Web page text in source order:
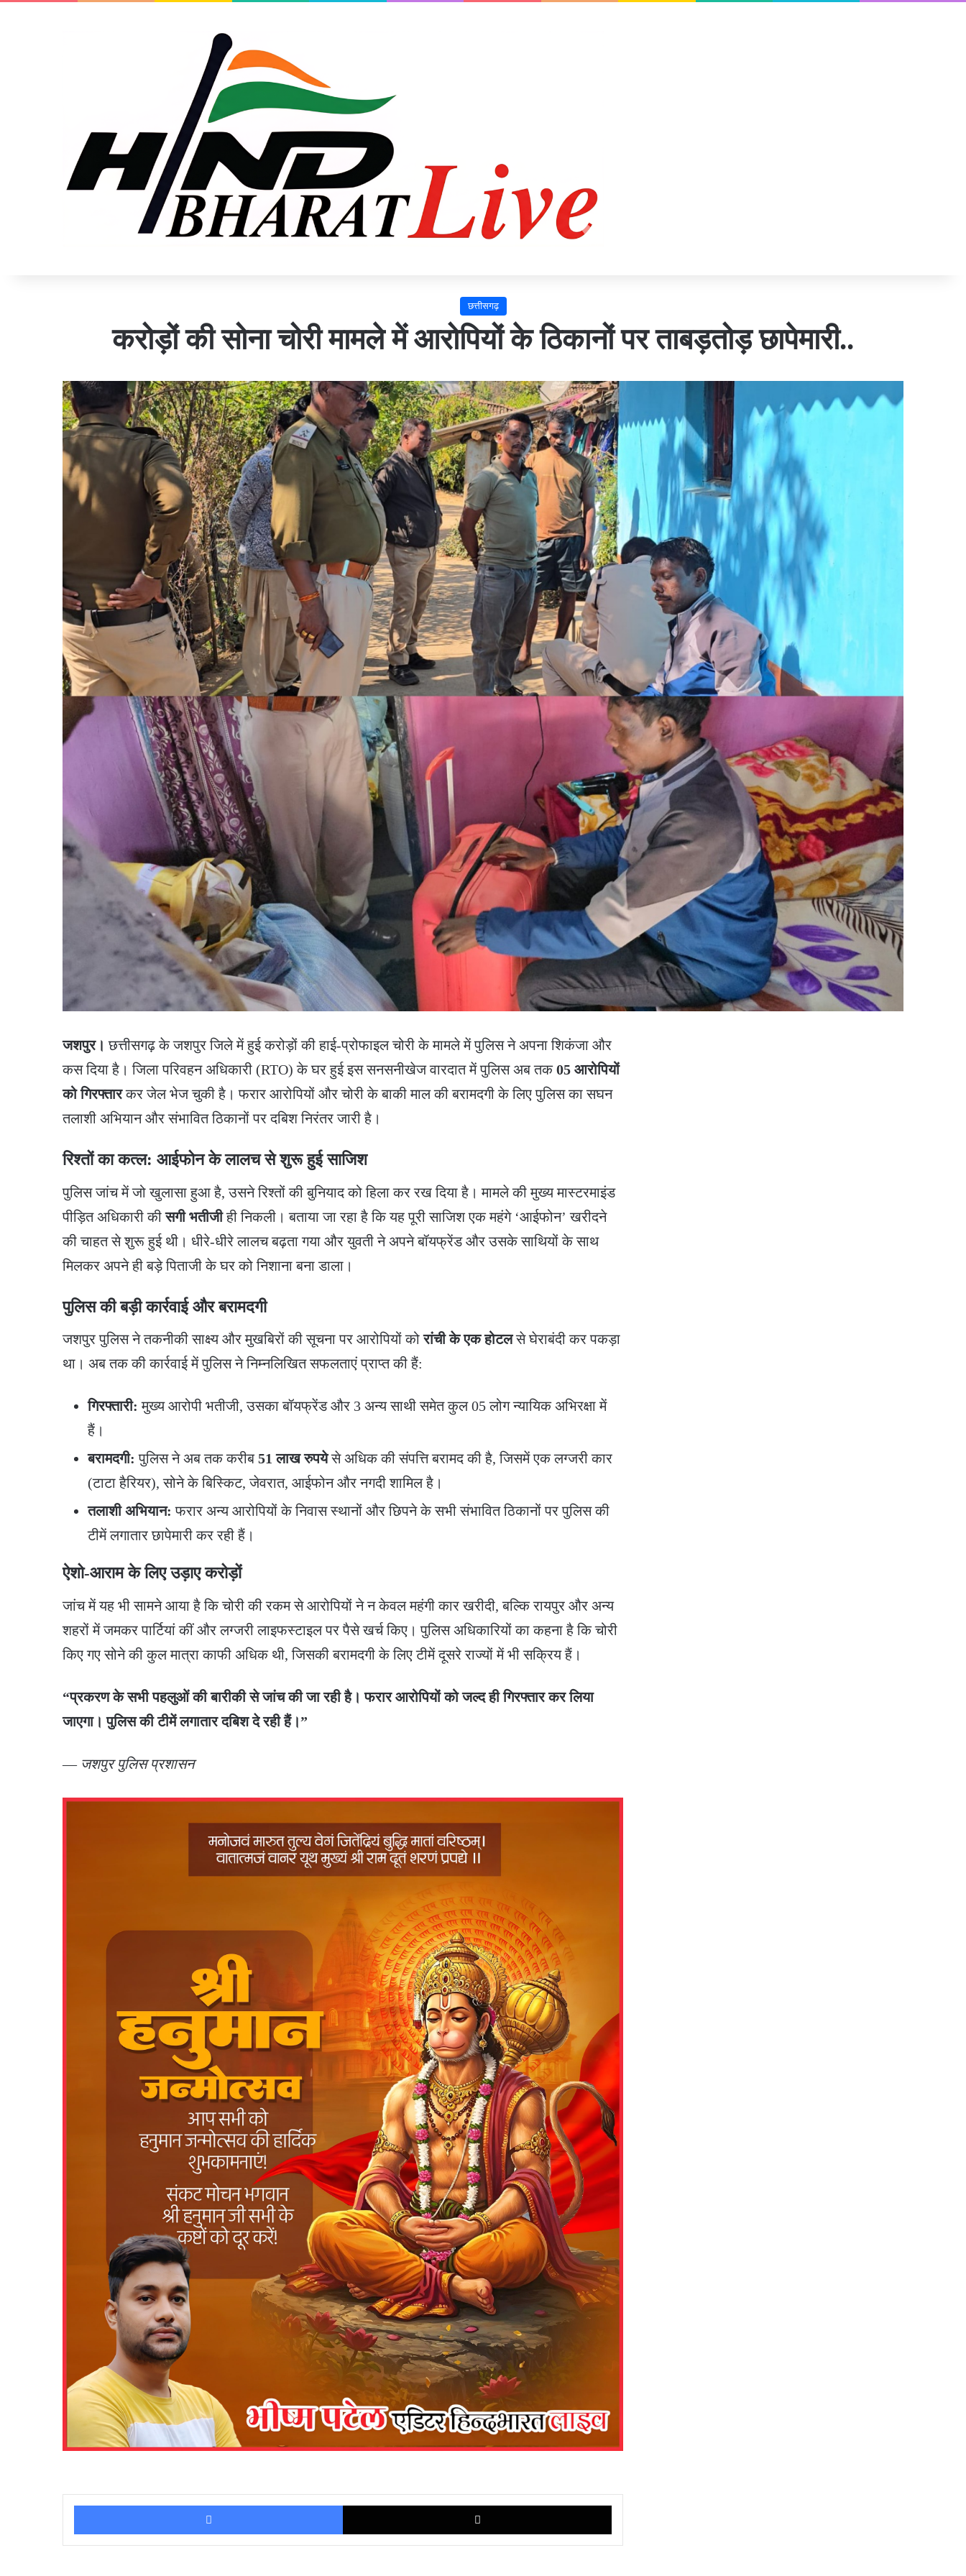
छत्तीसगढ़
करोड़ों की सोना चोरी मामले में आरोपियों के ठिकानों पर ताबड़तोड़ छापेमारी..
जशपुर। छत्तीसगढ़ के जशपुर जिले में हुई करोड़ों की हाई-प्रोफाइल चोरी के मामले में पुलिस ने अपना शिकंजा और
कस दिया है। जिला परिवहन अधिकारी (RTO) के घर हुई इस सनसनीखेज वारदात में पुलिस अब तक05 आरोपियों
को गिरफ्तारकर जेल भेज चुकी है। फरार आरोपियों और चोरी के बाकी माल की बरामदगी के लिए पुलिस का सघन
तलाशी अभियान और संभावित ठिकानों पर दबिश निरंतर जारी है।
रिश्तों का कत्ल: आईफोन के लालच से शुरू हुई साजिश
​पुलिस जांच में जो खुलासा हुआ है, उसने रिश्तों की बुनियाद को हिला कर रख दिया है। मामले की मुख्य मास्टरमाइंड
पीड़ित अधिकारी कीसगी भतीजीही निकली। बताया जा रहा है कि यह पूरी साजिश एक महंगे ‘आईफोन’ खरीदने
की चाहत से शुरू हुई थी। धीरे-धीरे लालच बढ़ता गया और युवती ने अपने बॉयफ्रेंड और उसके साथियों के साथ
मिलकर अपने ही बड़े पिताजी के घर को निशाना बना डाला।
पुलिस की बड़ी कार्रवाई और बरामदगी
​जशपुर पुलिस ने तकनीकी साक्ष्य और मुखबिरों की सूचना पर आरोपियों कोरांची के एक होटलसे घेराबंदी कर पकड़ा
था। अब तक की कार्रवाई में पुलिस ने निम्नलिखित सफलताएं प्राप्त की हैं:
गिरफ्तारी: मुख्य आरोपी भतीजी, उसका बॉयफ्रेंड और 3 अन्य साथी समेत कुल 05 लोग न्यायिक अभिरक्षा में
हैं।
बरामदगी: पुलिस ने अब तक करीब 51 लाख रुपयेसे अधिक की संपत्ति बरामद की है, जिसमें एक लग्जरी कार
(टाटा हैरियर), सोने के बिस्किट, जेवरात, आईफोन और नगदी शामिल है।
तलाशी अभियान: फरार अन्य आरोपियों के निवास स्थानों और छिपने के सभी संभावित ठिकानों पर पुलिस की
टीमें लगातार छापेमारी कर रही हैं।
ऐशो-आराम के लिए उड़ाए करोड़ों
​जांच में यह भी सामने आया है कि चोरी की रकम से आरोपियों ने न केवल महंगी कार खरीदी, बल्कि रायपुर और अन्य
शहरों में जमकर पार्टियां कीं और लग्जरी लाइफस्टाइल पर पैसे खर्च किए। पुलिस अधिकारियों का कहना है कि चोरी
किए गए सोने की कुल मात्रा काफी अधिक थी, जिसकी बरामदगी के लिए टीमें दूसरे राज्यों में भी सक्रिय हैं।
“प्रकरण के सभी पहलुओं की बारीकी से जांच की जा रही है। फरार आरोपियों को जल्द ही गिरफ्तार कर लिया
जाएगा। पुलिस की टीमें लगातार दबिश दे रही हैं।”
— जशपुर पुलिस प्रशासन
Facebook